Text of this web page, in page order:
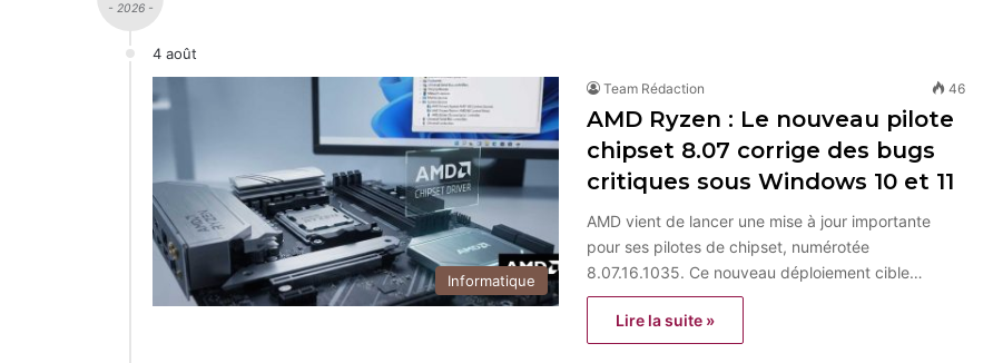
- 2026 -
4 août
Informatique
Team Rédaction 46
AMD Ryzen : Le nouveau pilote
chipset 8.07 corrige des bugs
critiques sous Windows 10 et 11
AMD vient de lancer une mise à jour importante
pour ses pilotes de chipset, numérotée
8.07.16.1035. Ce nouveau déploiement cible…
Lire la suite »